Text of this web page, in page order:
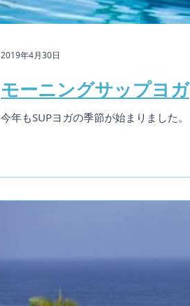
モーニングサップヨガ
今年もSUPヨガの季節が始まりました。
2019年4月30日